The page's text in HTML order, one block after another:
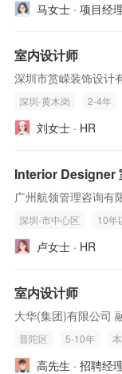
马女士 · 项目经
室内设计师
深圳市赏嵘装饰设计
深圳-黄木岗 2-4年
刘女士 · HR
Interior Designer
广州航领管理咨询有
深圳-市中心区 10年
卢女士 · HR
室内设计师
大华(集团)有限公司
普陀区 5-10年
高先生 · 招聘经